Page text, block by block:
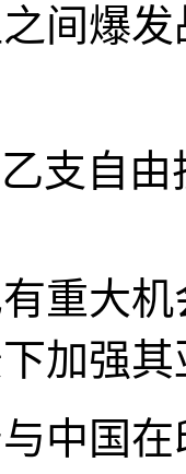
间爆
支自
重大
加强
中国